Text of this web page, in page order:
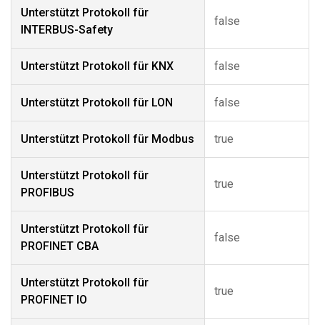
Unterstützt Protokoll für
INTERBUS-Safety
false
Unterstützt Protokoll für KNX false
Unterstützt Protokoll für LON false
Unterstützt Protokoll für Modbus true
Unterstützt Protokoll für
PROFIBUS
true
Unterstützt Protokoll für
PROFINET CBA
false
Unterstützt Protokoll für
PROFINET IO
true